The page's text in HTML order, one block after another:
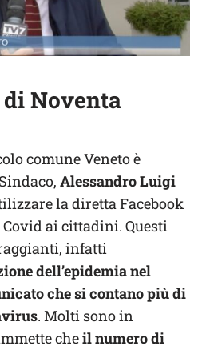
Noventa
comune Veneto è
Alessandro Luigi
la diretta Facebook
ai cittadini. Questi
infatti
dell’epidemia nel
che si contano più di
. Molti sono in
cheil numero di